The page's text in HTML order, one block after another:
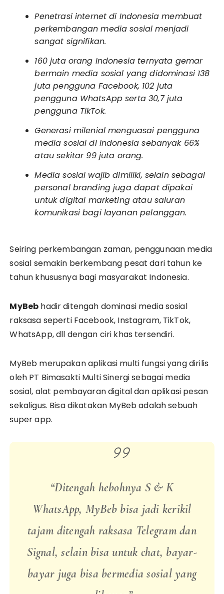
Penetrasi internet di Indonesia membuat
perkembangan media sosial menjadi
sangat signifikan.
160 juta orang Indonesia ternyata gemar
bermain media sosial yang didominasi 138
juta pengguna Facebook, 102 juta
pengguna WhatsApp serta 30,7 juta
pengguna TikTok.
Generasi milenial menguasai pengguna
media sosial di Indonesia sebanyak 66%
atau sekitar 99 juta orang.
Media sosial wajib dimiliki, selain sebagai
personal branding juga dapat dipakai
untuk digital marketing atau saluran
komunikasi bagi layanan pelanggan.
Seiring perkembangan zaman, penggunaan media
sosial semakin berkembang pesat dari tahun ke
tahun khususnya bagi masyarakat Indonesia.
MyBeb hadir ditengah dominasi media sosial
raksasa seperti Facebook, Instagram, TikTok,
WhatsApp, dll dengan ciri khas tersendiri.
MyBeb merupakan aplikasi multi fungsi yang dirilis
oleh PT Bimasakti Multi Sinergi sebagai media
sosial, alat pembayaran digital dan aplikasi pesan
sekaligus. Bisa dikatakan MyBeb adalah sebuah
super app.
“Ditengah hebohnya S & K
WhatsApp, MyBeb bisa jadi kerikil
tajam ditengah raksasa Telegram dan
Signal, selain bisa untuk chat, bayar-
bayar juga bisa bermedia sosial yang